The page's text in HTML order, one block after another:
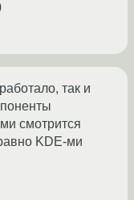
так и
смотрится
KDE-ми